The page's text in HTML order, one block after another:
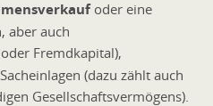
oder eine
aber auch
Fremdkapital),
(dazu zählt auch
Gesellschaftsvermögens).